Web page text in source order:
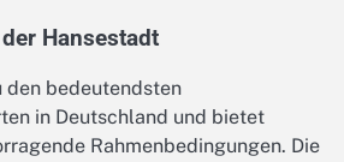
Hansestadt
den bedeutendsten
in Deutschland und bietet
Rahmenbedingungen. Die